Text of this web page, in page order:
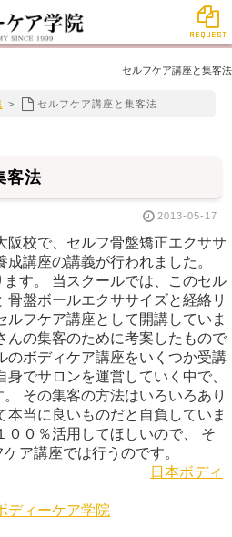
セルフケア講座と集客法
> セルフケア講座と集客法
客法
2013-05-17
阪校で、セルフ骨盤矯正エクササ
講座の講義が行われました。
す。 当スクールでは、このセル
骨盤ボールエクササイズと経絡リ
ルフケア講座として開講していま
んの集客のために考案したもので
のボディケア講座をいくつか受講
でサロンを運営していく中で、
その集客の方法はいろいろあり
本当に良いものだと自負していま
００％活用してほしいので、 そ
ア講座では行うのです。
日本ボディ
ディーケア学院
REQUEST